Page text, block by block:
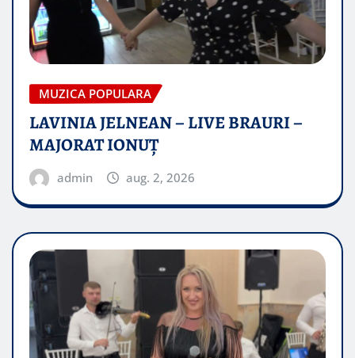
MUZICA POPULARA
LAVINIA JELNEAN – LIVE BRAURI –
MAJORAT IONUŢ
admin aug. 2, 2026